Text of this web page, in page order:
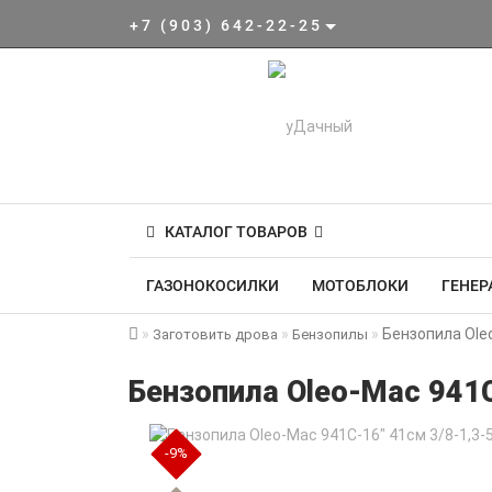
+7 (903) 642-22-25
КАТАЛОГ ТОВАРОВ
ГАЗОНОКОСИЛКИ МОТОБЛОКИ
Заготовить дрова Бензопилы Бензопила
Бензопила Oleo-Mac
-9%